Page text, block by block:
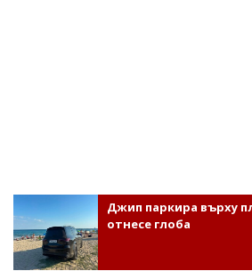
Джип паркира върху
отнесе глоба